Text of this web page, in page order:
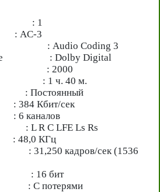
: 1
3
: Audio Coding 3
: Dolby Digital
: 2000
: 1 ч. 40 м.
Кбит/сек
R C LFE Ls Rs
КГц
кадров/сек (1536
: 16 бит
С потерями